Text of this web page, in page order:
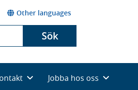
Other languages
Sök
Jobba hos oss